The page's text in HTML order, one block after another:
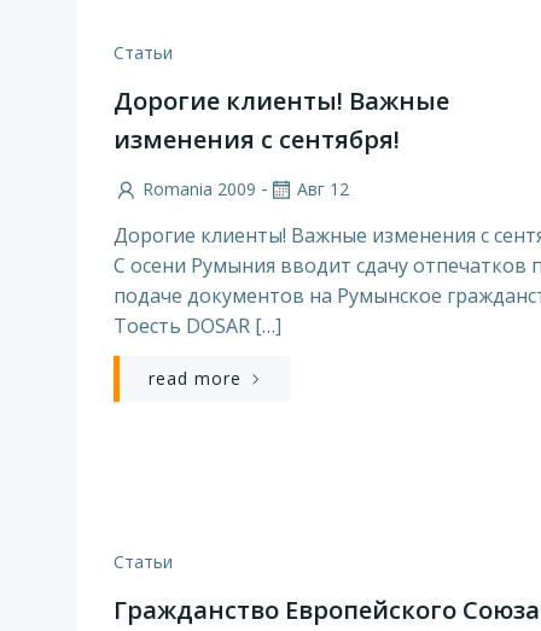
Статьи
Дорогие клиенты! Важные
изменения с сентября!
Romania 2009 - Авг 12
Дорогие клиенты! Важные изменения с
С осени Румыния вводит сдачу отпечатков
подаче документов на Румынское
Тоесть DOSAR […]
read more
Статьи
Гражданство Европейского